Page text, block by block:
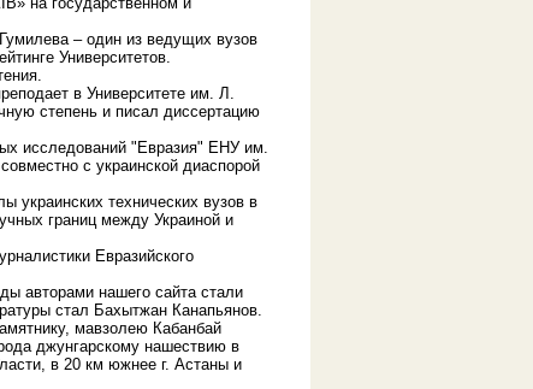
– один из ведущих вузов
Университетов.
в Университете им. Л.
степень и писал диссертацию
исследований "Евразия" ЕНУ им.
с украинской диаспорой
украинских технических вузов в
границ между Украиной и
Евразийского
авторами нашего сайта стали
стал Бахытжан Канапьянов.
мавзолею Кабанбай
джунгарскому нашествию в
в 20 км южнее г. Астаны и